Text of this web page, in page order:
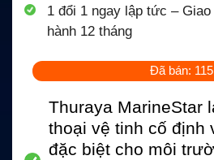
1 đổi 1 ngay lập tức –
hành 12 tháng
Đã bán: 115
Thuraya MarineStar
thoại vệ tinh cố định
đặc biệt cho môi